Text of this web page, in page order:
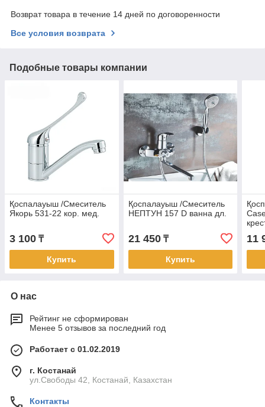
Возврат товара в течение 14 дней по договоренности
Все условия возврата
Подобные товары компании
Қоспалауыш /Смеситель
Якорь 531-22 кор. мед.
3 100 ₸
Купить
Қоспалауыш /Смеситель
НЕПТУН 157 D ванна дл.
21 450₸
Купить
11
О нас
Рейтинг не сформирован
Менее 5 отзывов за последний год
Работает с 01.02.2019
г. Костанай
ул.Свободы 42, Костанай, Казахстан
Контакты